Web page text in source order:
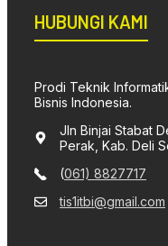
HUBUNGI KAMI
Prodi Teknik
Bisnis Indonesia.
Jln Binjai Stabat
Perak, Kab. Deli
(061) 8827717
tis1itbi@gmail.com